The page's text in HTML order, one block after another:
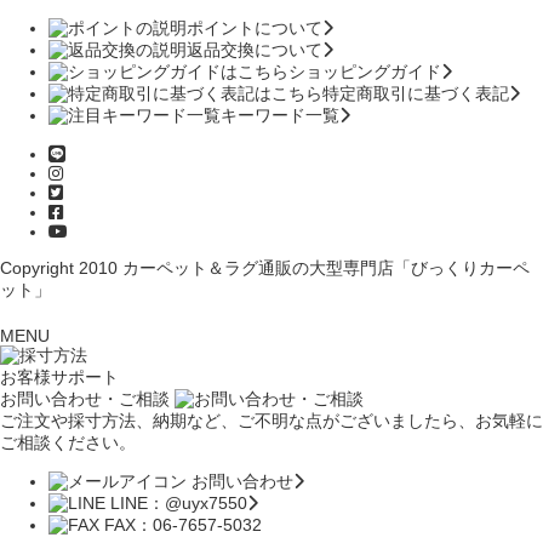
ポイントについて
返品交換について
ショッピングガイド
特定商取引に基づく表記
キーワード一覧
Copyright 2010 カーペット＆ラグ通販の大型専門店「びっくりカーペ
ット」
MENU
お客様サポート
お問い合わせ・ご相談
ご注文や採寸方法、納期など、ご不明な点がございましたら、お気軽に
ご相談ください。
お問い合わせ
LINE：@uyx7550
FAX：06-7657-5032